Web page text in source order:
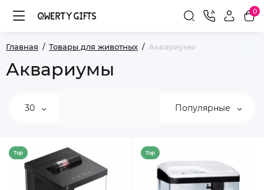
0
Главная Товары для животных Аквариумы
Аквариумы
30 Популярные
Top Top